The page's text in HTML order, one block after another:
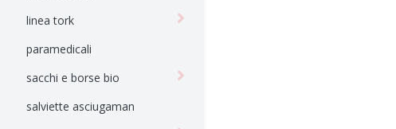
linea tork
paramedicali
sacchi e borse bio
salviette asciugaman